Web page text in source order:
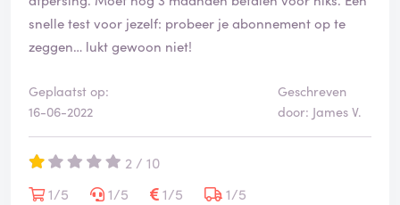
snelle test voor jezelf: probeer je abonnement op te
zeggen… lukt gewoon niet!
Geplaatst op:
16-06-2022
Geschreven
door: James V.
2 / 10
1/5
1/5 1/5
1/5